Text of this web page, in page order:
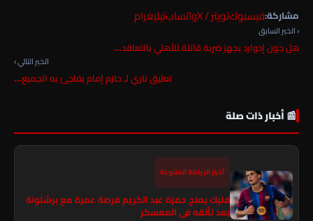
مشاركة:فيسبوكتويتر / X واتسابتيليغرام
‹ الخبر السابق
هل جون إدوارد يجهز ضربة قاتلة للأهلي بالتعاقد…
الخبر التالي ›
تعليق ناري لـ حازم إمام يفاجئ به الجميع…
📰 أخبار ذات صلة
أخبار الرياضة المتنوعة
فليك يمنح حمزة عبد الكريم فرصة عمرة مع برشلونة
بعد تألقه في المعسكر